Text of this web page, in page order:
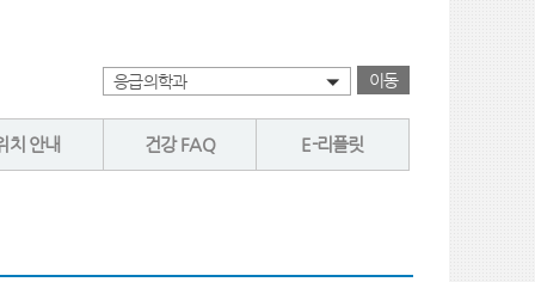
응급의학과 이동
치 안내 건강 FAQ E-리플릿